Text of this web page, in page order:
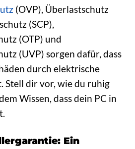
(OVP), Überlastschutz
(SCP),
(OTP) und
(UVP) sorgen dafür, dass
durch elektrische
Stell dir vor, wie du ruhig
Wissen, dass dein PC in
Ein